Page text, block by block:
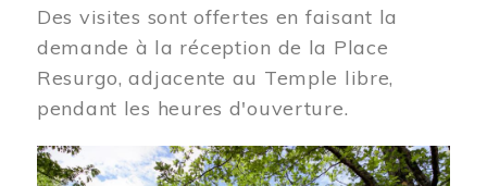
Des visites sont offertes en faisant la
demande à la réception de la Place
Resurgo, adjacente au Temple libre,
pendant les heures d'ouverture.
Image